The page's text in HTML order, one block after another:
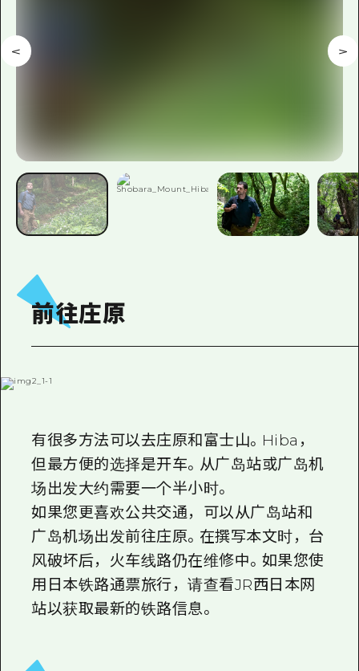
前往庄原
有很多方法可以去庄原和富士山。Hiba，
但最方便的选择是开车。从广岛站或广岛机
场出发大约需要一个半小时。
如果您更喜欢公共交通，可以从广岛站和
广岛机场出发前往庄原。在撰写本文时，台
风破坏后，火车线路仍在维修中。如果您使
用日本铁路通票旅行，请查看JR西日本网
站以获取最新的铁路信息。